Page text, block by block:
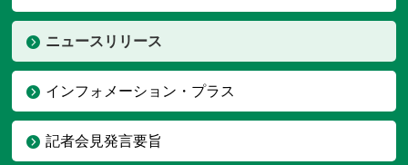
ニュースリリース
インフォメーション・プラス
記者会見発言要旨